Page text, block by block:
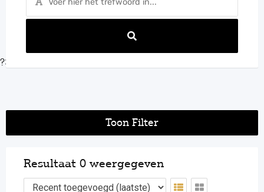
?>
Toon Filter
Resultaat 0 weergegeven